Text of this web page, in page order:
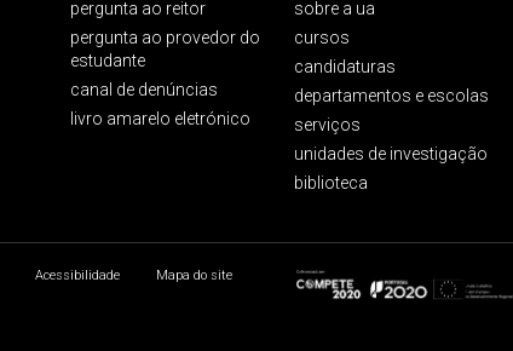
pergunta ao reitor
pergunta ao provedor do
estudante
canal de denúncias
livro amarelo eletrónico
sobre a ua
cursos
candidaturas
departamentos e escolas
serviços
unidades de investigação
biblioteca
Acessibilidade
Mapa do site